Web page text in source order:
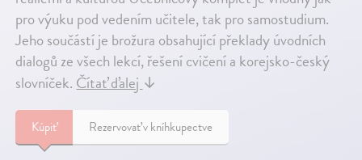
pro výuku pod vedením učitele, tak pro samostudium.
Jeho součástí je brožura obsahující překlady úvodních
dialogů ze všech lekcí, řešení cvičení a korejsko-český
slovníček.Čítať ďalej↓
Kúpiť Rezervovať v kníhkupectve